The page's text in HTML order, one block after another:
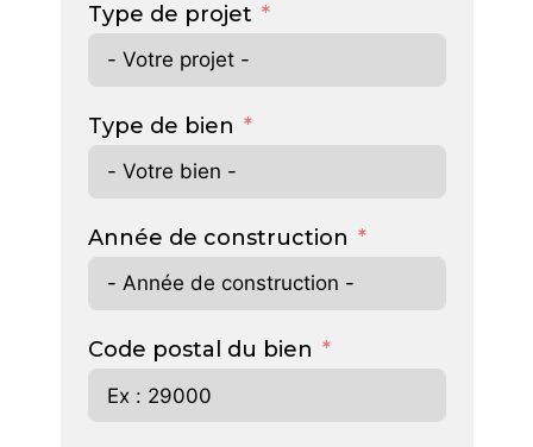
Type de projet
Type de bien
Année de construction
Code postal du bien